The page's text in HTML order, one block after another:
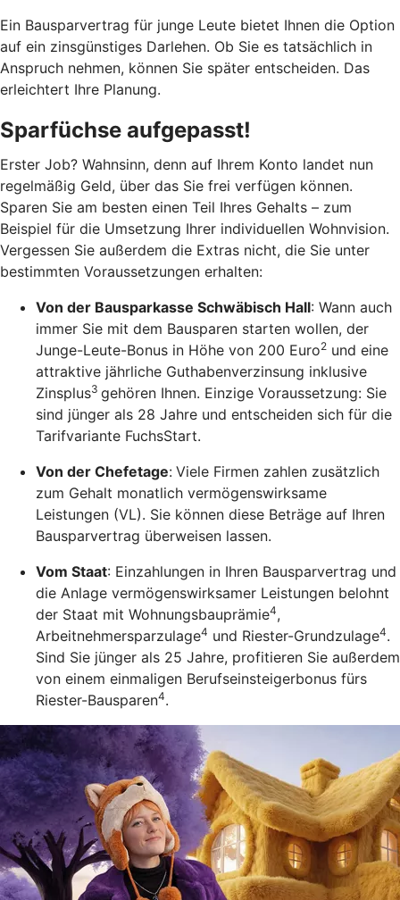
Ein Bausparvertrag für junge Leute bietet Ihnen die Option
auf ein zinsgünstiges Darlehen. Ob Sie es tatsächlich in
Anspruch nehmen, können Sie später entscheiden. Das
erleichtert Ihre Planung.
Sparfüchse aufgepasst!
Erster Job? Wahnsinn, denn auf Ihrem Konto landet nun
regelmäßig Geld, über das Sie frei verfügen können.
Sparen Sie am besten einen Teil Ihres Gehalts – zum
Beispiel für die Umsetzung Ihrer individuellen Wohnvision.
Vergessen Sie außerdem die Extras nicht, die Sie unter
bestimmten Voraussetzungen erhalten:
Von der Bausparkasse Schwäbisch Hall: Wann auch
immer Sie mit dem Bausparen starten wollen, der
Junge-Leute-Bonus in Höhe von 200 Euro2 und eine
attraktive jährliche Guthabenverzinsung inklusive
Zinsplus3 gehören Ihnen. Einzige Voraussetzung: Sie
sind jünger als 28 Jahre und entscheiden sich für die
Tarifvariante FuchsStart.
Von der Chefetage: Viele Firmen zahlen zusätzlich
zum Gehalt monatlich vermögenswirksame
Leistungen (VL). Sie können diese Beträge auf Ihren
Bausparvertrag überweisen lassen.
Vom Staat: Einzahlungen in Ihren Bausparvertrag und
die Anlage vermögenswirksamer Leistungen belohnt
der Staat mit Wohnungsbauprämie4,
Arbeitnehmersparzulage4 und Riester-Grundzulage4.
Sind Sie jünger als 25 Jahre, profitieren Sie außerdem
von einem einmaligen Berufseinsteigerbonus fürs
Riester-Bausparen4.